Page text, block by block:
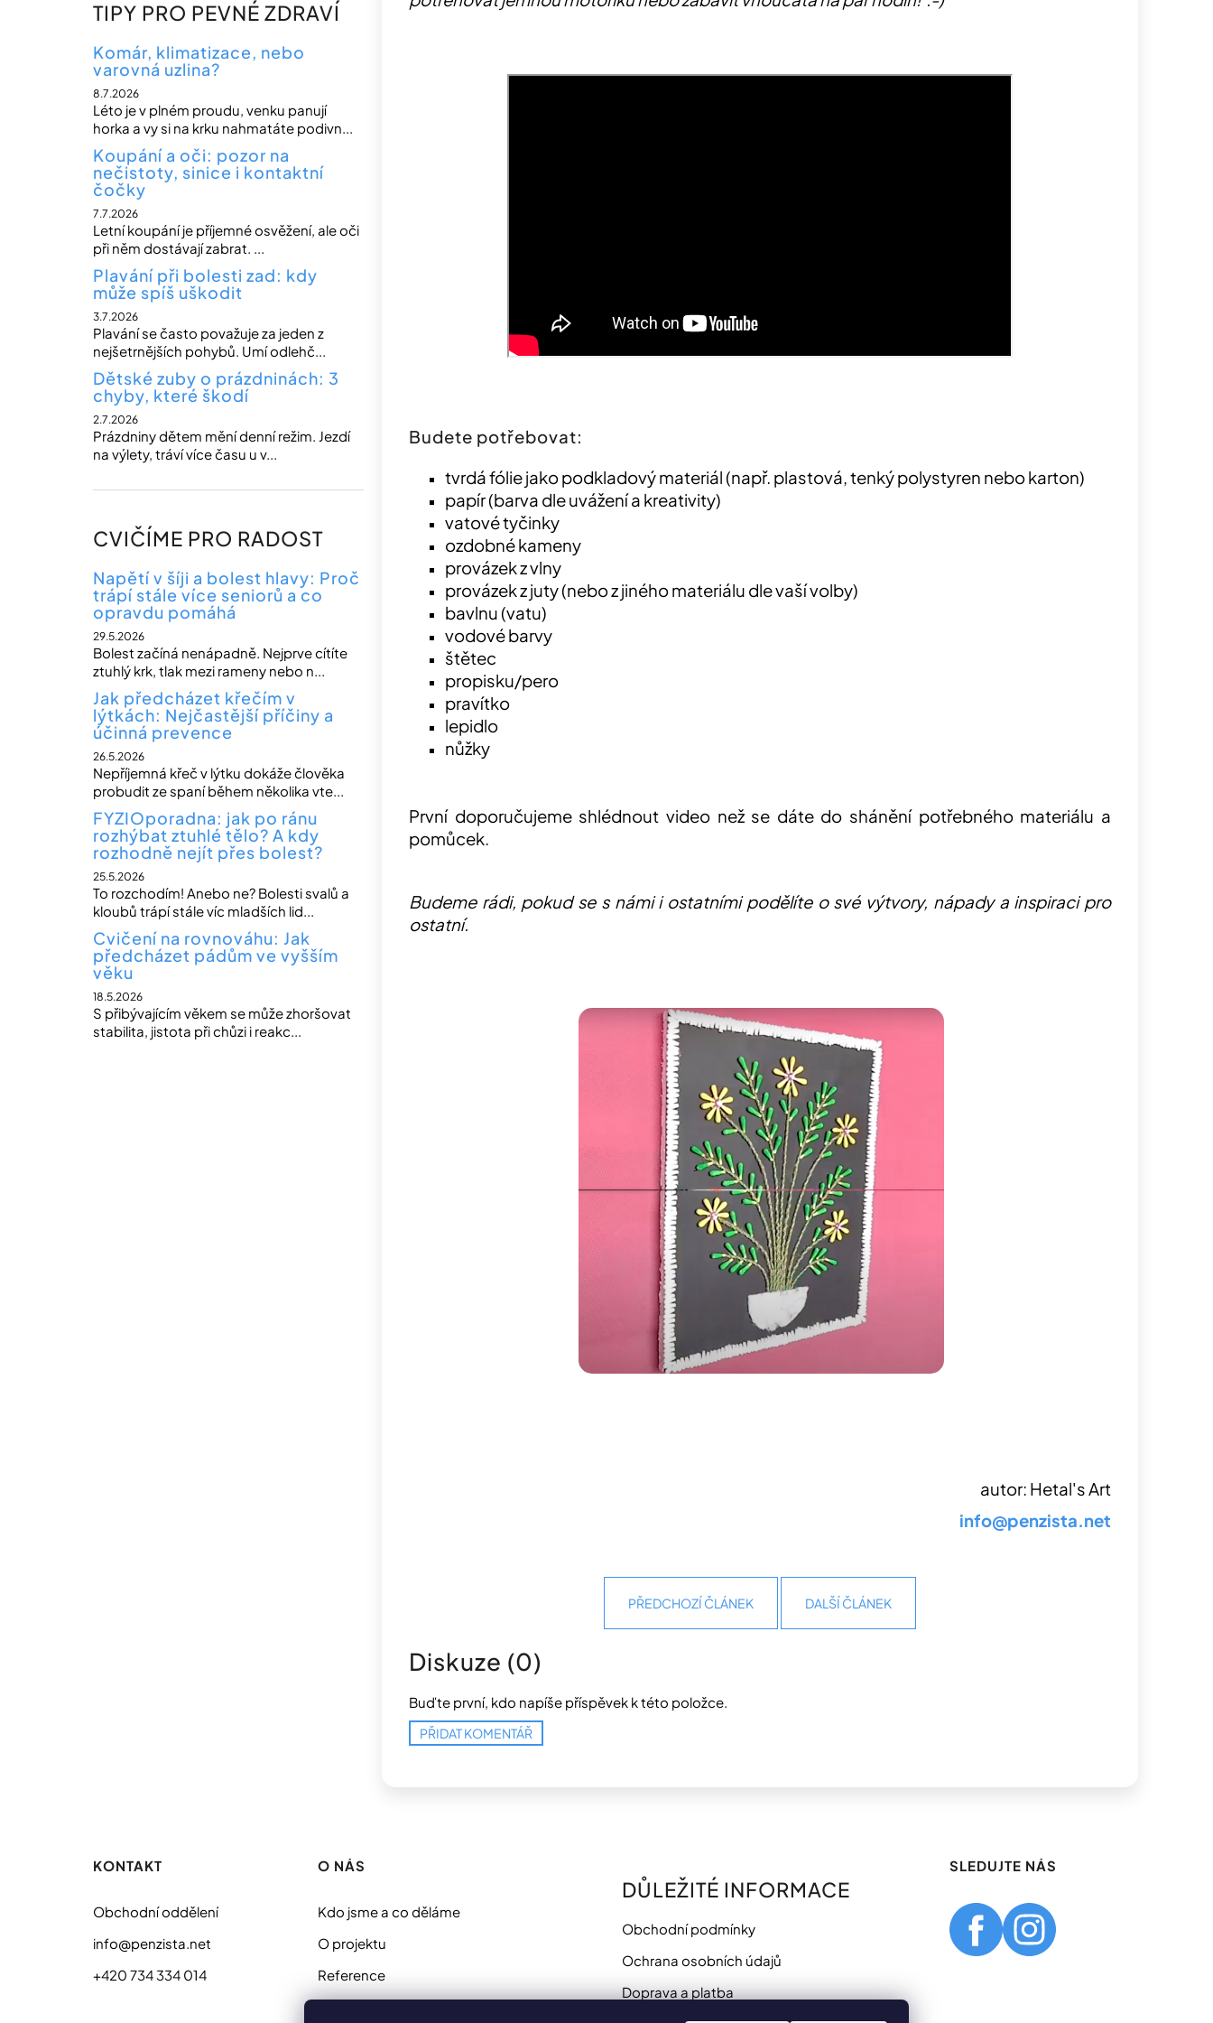
TIPY PRO PEVNÉ ZDRAVÍ
Komár, klimatizace, nebo
varovná uzlina?
8.7.2026
Léto je v plném proudu, venku panují
horka a vy si na krku nahmatáte podivn...
Koupání a oči: pozor na
nečistoty, sinice i kontaktní
čočky
7.7.2026
Letní koupání je příjemné osvěžení, ale oči
při něm dostávají zabrat. ...
Plavání při bolesti zad: kdy
může spíš uškodit
3.7.2026
Plavání se často považuje za jeden z
nejšetrnějších pohybů. Umí odlehč...
Dětské zuby o prázdninách: 3
chyby, které škodí
2.7.2026
Prázdniny dětem mění denní režim. Jezdí
na výlety, tráví více času u v...
CVIČÍME PRO RADOST
Napětí v šíji a bolest hlavy: Proč
trápí stále více seniorů a co
opravdu pomáhá
29.5.2026
Bolest začíná nenápadně. Nejprve cítíte
ztuhlý krk, tlak mezi rameny nebo n...
Jak předcházet křečím v
lýtkách: Nejčastější příčiny a
účinná prevence
26.5.2026
Nepříjemná křeč v lýtku dokáže člověka
probudit ze spaní během několika vte...
FYZIOporadna: jak po ránu
rozhýbat ztuhlé tělo? A kdy
rozhodně nejít přes bolest?
25.5.2026
To rozchodím! Anebo ne? Bolesti svalů a
kloubů trápí stále víc mladších lid...
Cvičení na rovnováhu: Jak
předcházet pádům ve vyšším
věku
18.5.2026
S přibývajícím věkem se může zhoršovat
stabilita, jistota při chůzi i reakc...
Budete potřebovat:
tvrdá fólie jako podkladový materiál (např. plastová, tenký polystyren nebo karton)
papír (barva dle uvážení a kreativity)
vatové tyčinky
ozdobné kameny
provázek z vlny
provázek z juty (nebo z jiného materiálu dle vaší volby)
bavlnu (vatu)
vodové barvy
štětec
propisku/pero
pravítko
lepidlo
nůžky
První doporučujeme shlédnout video než se dáte do shánění potřebného materiálu a
pomůcek.
Budeme rádi, pokud se s námi i ostatními podělíte o své výtvory, nápady a inspiraci pro
ostatní.
autor: Hetal's Art
info@penzista.net
PŘEDCHOZÍ ČLÁNEK DALŠÍ ČLÁNEK
Diskuze (0)
Buďte první, kdo napíše příspěvek k této položce.
PŘIDAT KOMENTÁŘ
KONTAKT
Obchodní oddělení
info@penzista.net
+420 734 334 014
O NÁS
Kdo jsme a co děláme
O projektu
Reference
DŮLEŽITÉ INFORMACE
Obchodní podmínky
Ochrana osobních údajů
Doprava a platba
SLEDUJTE NÁS